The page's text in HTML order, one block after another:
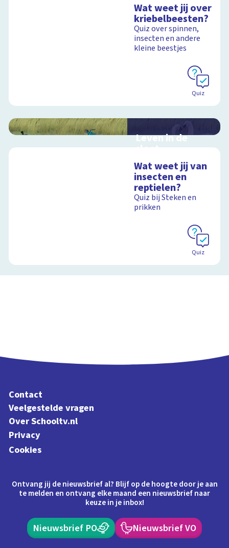
Wat weet jij over
kriebelbeesten?
Quiz over spinnen,
insecten en andere
kleine beestjes
Quiz
Leven in de
sloot
schoolplaat over het
slootleven
Wat weet jij van
insecten en
reptielen?
Quiz bij Steken en
prikken
Quiz
Contact
Veelgestelde vragen
Over Schooltv.nl
Privacy
Cookies
Ontvang jij de nieuwsbrief al? Blijf op de hoogte door je aan
te melden en ontvang elke maand een nieuwsbrief naar
keuze in je inbox!
Nieuwsbrief PO Nieuwsbrief VO